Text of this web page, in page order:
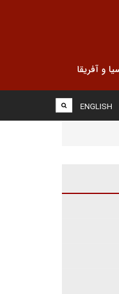
و آفریقا
ENGLISH